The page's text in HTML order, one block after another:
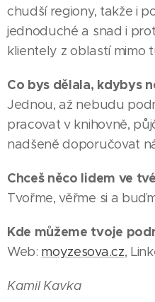
chudší regiony, takže i
jednoduché a snad i
klientely z oblastí mimo
Co bys dělala, kdybys
Jednou, až nebudu
pracovat v knihovně,
nadšeně doporučovat
Chceš něco lidem ve
Tvořme, věřme si a
Kde můžeme tvoje
Web: moyzesova.cz,
Kamil Kavka
16.06.2026
OSTRAVA
Leo